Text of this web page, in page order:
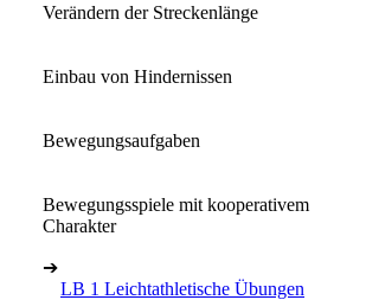
Verändern der Streckenlänge
Einbau von Hindernissen
Bewegungsaufgaben
Bewegungsspiele mit kooperativem
Charakter
➔
LB 1 Leichtathletische Übungen